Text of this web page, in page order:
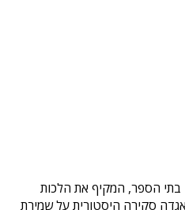
בתי הספר, המקיף את הלכות
סקירה היסטורית על שמירת